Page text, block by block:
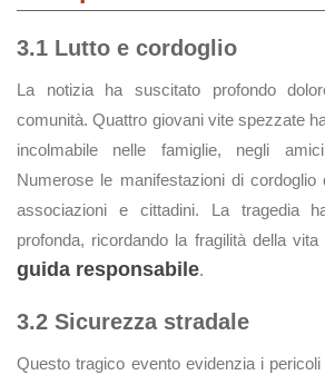
3.1 Lutto e cordoglio
La notizia ha suscitato profondo
comunità. Quattro giovani vite spezzate
incolmabile nelle famiglie, negli
Numerose le manifestazioni di cordoglio
associazioni e cittadini. La tragedia
profonda, ricordando la fragilità della
guida responsabile.
3.2 Sicurezza stradale
Questo tragico evento evidenzia i pericoli